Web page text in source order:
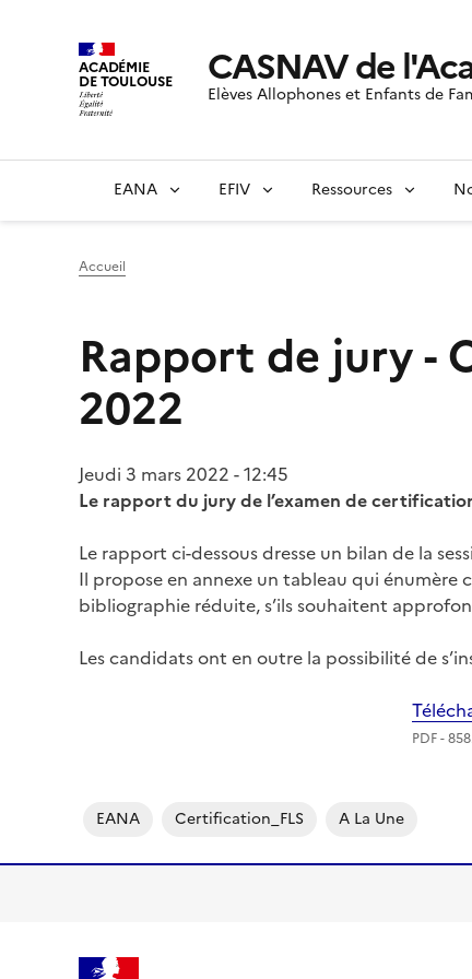
ACADÉMIE
DE TOULOUSE CASNAV de
Elèves Allophones et Enfants de
EANA EFIV Ressources
Accueil
Rapport de jury -
2022
Jeudi 3 mars 2022 - 12:45
Le rapport du jury de l’examen de
Le rapport ci-dessous dresse un bilan de la
Il propose en annexe un tableau qui énumère
bibliographie réduite, s’ils souhaitent
Les candidats ont en outre la possibilité de
PDF -
EANA Certification_FLS A La Une